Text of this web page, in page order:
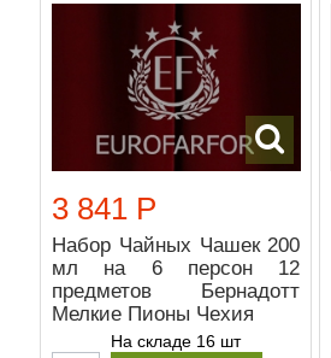
3 841 Р
Набор Чайных Чашек 200
мл на 6 персон 12
предметов Бернадотт
Мелкие Пионы Чехия
На складе 16 шт